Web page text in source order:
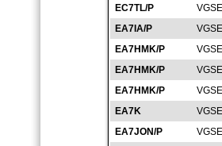
EC7TL/P
EA7IA/P
EA7HMK/P
EA7HMK/P
EA7HMK/P
EA7K
EA7JON/P